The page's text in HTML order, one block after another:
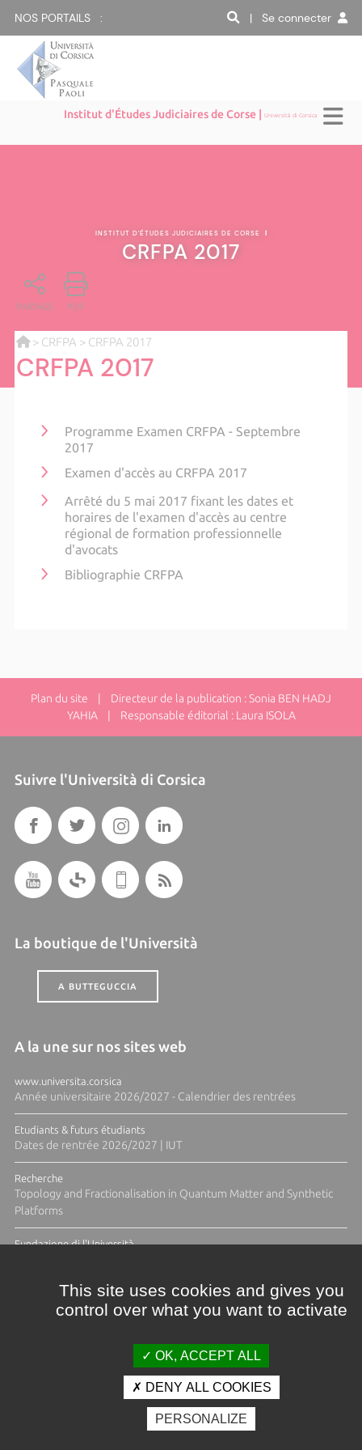
NOS PORTAILS : | Se connecter
Institut d'Études Judiciaires de Corse |Università di Corsica
INSTITUT D'ÉTUDES JUDICIAIRES DE CORSE |
CRFPA 2017
PARTAGE PDF
> CRFPA > CRFPA 2017
CRFPA 2017
Programme Examen CRFPA - Septembre
2017
Examen d'accès au CRFPA 2017
Arrêté du 5 mai 2017 fixant les dates et
horaires de l'examen d'accès au centre
régional de formation professionnelle
d'avocats
Bibliographie CRFPA
Plan du site | Directeur de la publication : Sonia BEN HADJ
YAHIA | Responsable éditorial : Laura ISOLA
Suivre l'Università di Corsica
La boutique de l'Università
A BUTTEGUCCIA
A la une sur nos sites web
www.universita.corsica
Année universitaire 2026/2027 - Calendrier des rentrées
Etudiants & futurs étudiants
Dates de rentrée 2026/2027 | IUT
Recherche
Topology and Fractionalisation in Quantum Matter and Synthetic
Platforms
Fundazione di l'Università
Crédits et mentions légales
Espace presse
Photothèque
This site uses cookies and gives you
control over what you want to activate
OK, ACCEPT ALL
DENY ALL COOKIES
PERSONALIZE